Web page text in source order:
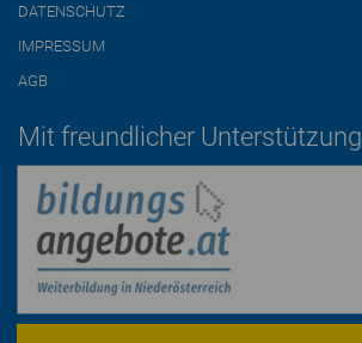
DATENSCHUTZ
IMPRESSUM
AGB
Mit freundlicher Unterstützung